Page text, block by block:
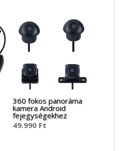
360 fokos panoráma
kamera Android
fejegységekhez
49.990 Ft